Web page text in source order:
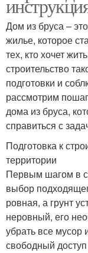
Дом из бруса –
жилье, которое
тех, кто хочет
строительство
подготовки и
рассмотрим
дома из бруса,
справиться с
Подготовка к
территории
Первым шагом в
выбор
ровная, а грунт
неровный, его
убрать все мусор
свободный